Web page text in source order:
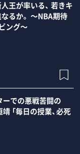
王が率いる、 若きキ
るか。 ～NBA期待
ング～
ーでの悪戦苦闘の
「毎日の授業、必死